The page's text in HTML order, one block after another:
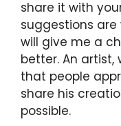
share it with
suggestions
will give me a
better. An artist,
that people
share his
possible.